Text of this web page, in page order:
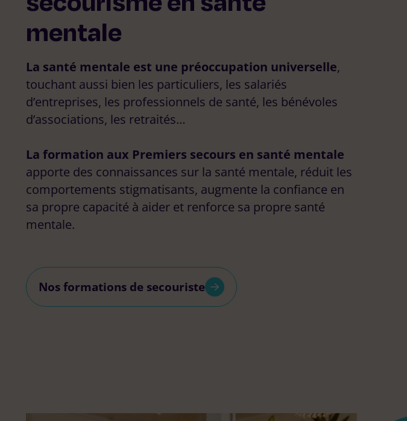
mentale
La santé mentale est une préoccupation universelle,
touchant aussi bien les particuliers, les salariés
d’entreprises, les professionnels de santé, les bénévoles
d’associations, les retraités…
La formation aux Premiers secours en santé mentale
apporte des connaissances sur la santé mentale, réduit les
comportements stigmatisants, augmente la confiance en
sa propre capacité à aider et renforce sa propre santé
mentale.
Nos formations de secouriste